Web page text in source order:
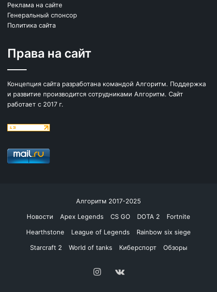
Реклама на сайте
Генеральный спонсор
Политика сайта
Права на сайт
Концепция сайта разработана командой Алгоритм. Поддержка
и развитие производится сотрудниками Алгоритм. Сайт
работает с 2017 г.
Алгоритм 2017-2025
Новости
Apex Legends CS GO DOTA 2
Fortnite
Hearthstone
League of Legends
Rainbow six siege
Starcraft 2
World of tanks Киберспорт Обзоры
Instagram